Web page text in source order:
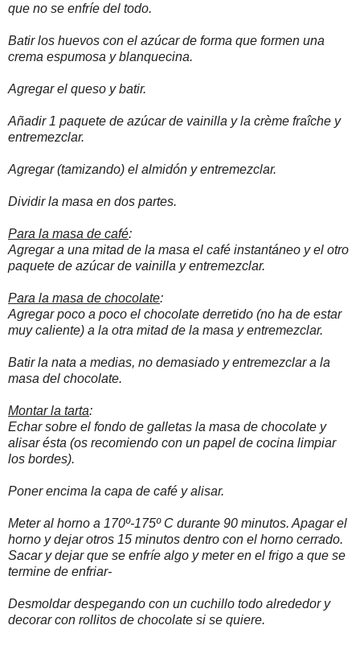
que no se enfríe del todo.
Batir los huevos con el azúcar de forma que formen una
crema espumosa y blanquecina.
Agregar el queso y batir.
Añadir 1 paquete de azúcar de vainilla y la crème fraîche y
entremezclar.
Agregar (tamizando) el almidón y entremezclar.
Dividir la masa en dos partes.
Para la masa de café:
Agregar a una mitad de la masa el café instantáneo y el otro
paquete de azúcar de vainilla y entremezclar.
Para la masa de chocolate:
Agregar poco a poco el chocolate derretido (no ha de estar
muy caliente) a la otra mitad de la masa y entremezclar.
Batir la nata a medias, no demasiado y entremezclar a la
masa del chocolate.
Montar la tarta:
Echar sobre el fondo de galletas la masa de chocolate y
alisar ésta (os recomiendo con un papel de cocina limpiar
los bordes).
Poner encima la capa de café y alisar.
Meter al horno a 170º-175º C durante 90 minutos. Apagar el
horno y dejar otros 15 minutos dentro con el horno cerrado.
Sacar y dejar que se enfríe algo y meter en el frigo a que se
termine de enfriar-
Desmoldar despegando con un cuchillo todo alrededor y
decorar con rollitos de chocolate si se quiere.